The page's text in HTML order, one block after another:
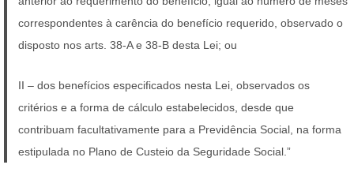
correspondentes à carência do benefício requerido, observado o
disposto nos arts. 38-A e 38-B desta Lei; ou
II – dos benefícios especificados nesta Lei, observados os
critérios e a forma de cálculo estabelecidos, desde que
contribuam facultativamente para a Previdência Social, na forma
estipulada no Plano de Custeio da Seguridade Social.”